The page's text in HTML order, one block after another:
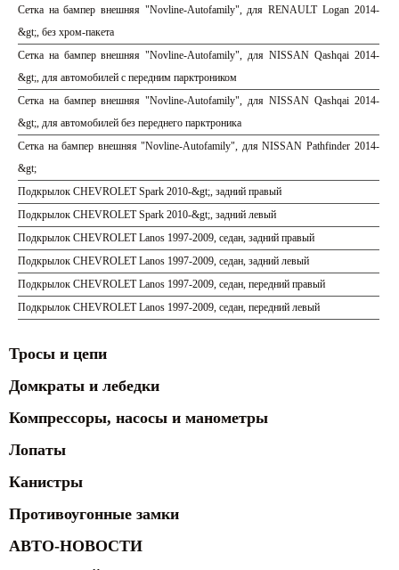
Сетка на бампер внешняя "Novline-Autofamily", для RENAULT Logan 2014-
&gt;, без хром-пакета
Сетка на бампер внешняя "Novline-Autofamily", для NISSAN Qashqai 2014-
&gt;, для автомобилей с передним парктроником
Сетка на бампер внешняя "Novline-Autofamily", для NISSAN Qashqai 2014-
&gt;, для автомобилей без переднего парктроника
Сетка на бампер внешняя "Novline-Autofamily", для NISSAN Pathfinder 2014-
&gt;
Подкрылок CHEVROLET Spark 2010-&gt;, задний правый
Подкрылок CHEVROLET Spark 2010-&gt;, задний левый
Подкрылок CHEVROLET Lanos 1997-2009, седан, задний правый
Подкрылок CHEVROLET Lanos 1997-2009, седан, задний левый
Подкрылок CHEVROLET Lanos 1997-2009, седан, передний правый
Подкрылок CHEVROLET Lanos 1997-2009, седан, передний левый
Тросы и цепи
Домкраты и лебедки
Компрессоры, насосы и манометры
Лопаты
Канистры
Противоугонные замки
АВТО-НОВОСТИ